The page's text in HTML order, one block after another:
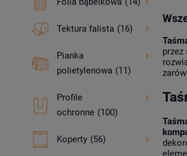
Tektura falista (16)
Pianka
polietylenowa (11)
Profile
ochronne (100)
Koperty (56)
przez